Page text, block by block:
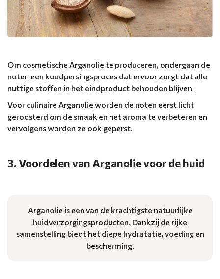
Om cosmetische Arganolie te produceren, ondergaan de
noten een koudpersingsproces dat ervoor zorgt dat alle
nuttige stoffen in het eindproduct behouden blijven.
Voor culinaire Arganolie worden de noten eerst licht
geroosterd om de smaak en het aroma te verbeteren en
vervolgens worden ze ook geperst.
3. Voordelen van Arganolie voor de huid
Arganolie is een van de krachtigste natuurlijke
huidverzorgingsproducten. Dankzij de rijke
samenstelling biedt het diepe hydratatie, voeding en
bescherming.